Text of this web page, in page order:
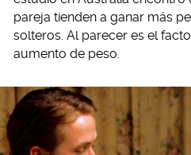
pareja tienden a ganar más
solteros. Al parecer es el
aumento de peso.